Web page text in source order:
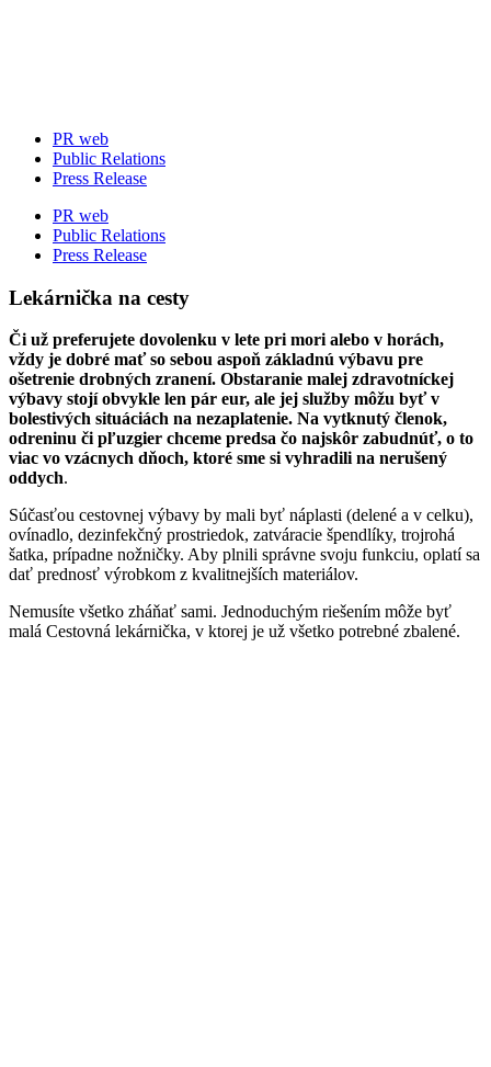
PR web
Public Relations
Press Release
PR web
Public Relations
Press Release
Lekárnička na cesty
Či už preferujete dovolenku v lete pri mori alebo v horách,
vždy je dobré mať so sebou aspoň základnú výbavu pre
ošetrenie drobných zranení. Obstaranie malej zdravotníckej
výbavy stojí obvykle len pár eur, ale jej služby môžu byť v
bolestivých situáciách na nezaplatenie. Na vytknutý členok,
odreninu či pľuzgier chceme predsa čo najskôr zabudnúť, o to
viac vo vzácnych dňoch, ktoré sme si vyhradili na nerušený
oddych.
Súčasťou cestovnej výbavy by mali byť náplasti (delené a v celku),
ovínadlo, dezinfekčný prostriedok, zatváracie špendlíky, trojrohá
šatka, prípadne nožničky. Aby plnili správne svoju funkciu, oplatí sa
dať prednosť výrobkom z kvalitnejších materiálov.
Nemusíte všetko zháňať sami. Jednoduchým riešením môže byť
malá Cestovná lekárnička, v ktorej je už všetko potrebné zbalené.